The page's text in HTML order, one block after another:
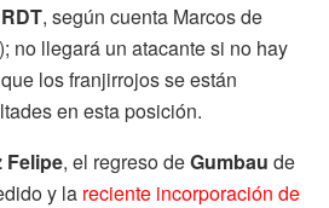
RDT, según cuenta Marcos de
); no llegará un atacante si no hay
los franjirrojos se están
en esta posición.
Felipe, el regreso deGumbau de
y la reciente incorporación de